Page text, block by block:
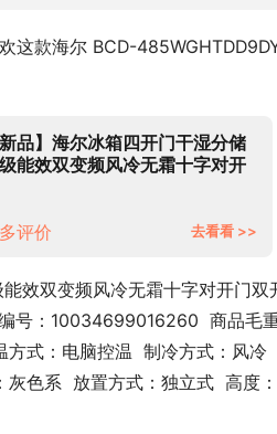
这款海尔 BCD-
新品】海尔冰箱四开门干湿分储
能效双变频风冷无霜十字对开
净味
评价 去看看 >>
效双变频风冷无霜十字对开门
号：10034699016260  商品毛
式：电脑控温  制冷方式：风
色系  放置方式：独立式  高度